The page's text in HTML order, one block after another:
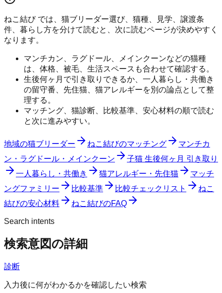
ねこ結び では、猫ブリーダー選び、猫種、見学、譲渡条
件、暮らし方を分けて読むと、次に読むページが決めやすく
なります。
マンチカン、ラグドール、メインクーンなどの猫種
は、体格、被毛、生活スペースも合わせて確認する。
生後何ヶ月で引き取りできるか、一人暮らし・共働き
の留守番、先住猫、猫アレルギーを別の論点として整
理する。
マッチング、猫診断、比較基準、安心材料の順で読む
と次に進みやすい。
地域の猫ブリーダー ねこ結びのマッチング
マンチカ
ン・ラグドール・メインクーン
子猫 生後何ヶ月 引き取り
一人暮らし・共働き
猫アレルギー・先住猫
マッチ
ングファミリー
比較基準 比較チェックリスト
ねこ
結びの安心材料
ねこ結びのFAQ
Search intents
検索意図の詳細
診断
入力後に何がわかるかを確認したい検索